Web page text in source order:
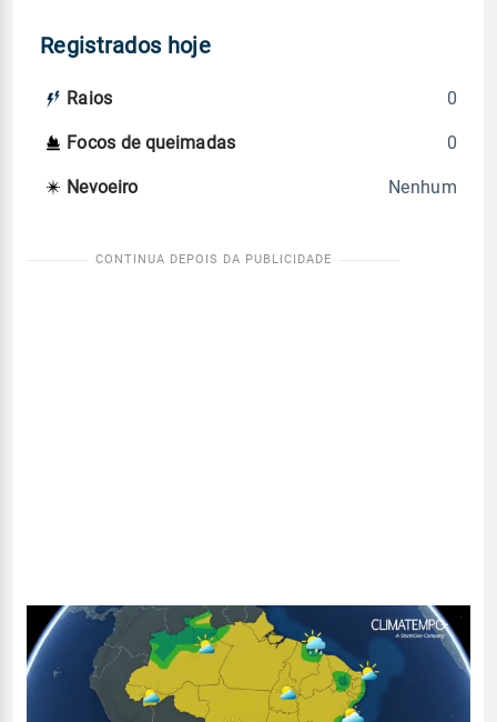
Registrados hoje
Raios 0
Focos de queimadas 0
Nevoeiro Nenhum